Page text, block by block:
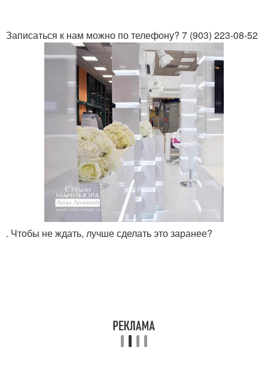
Записаться к нам можно по телефону? 7 (903) 223-08-52
. Чтобы не ждать, лучше сделать это заранее?